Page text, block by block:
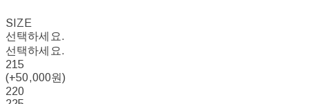
SIZE
선택하세요.
선택하세요.
215
(+50,000원)
220